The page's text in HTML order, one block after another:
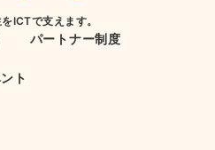
ICTで支えます。
ト
パートナー制度